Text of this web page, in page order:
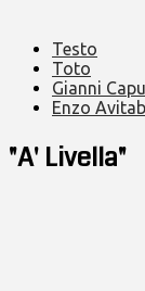
Testo
Toto
Gianni
Enzo
"A' Livella"